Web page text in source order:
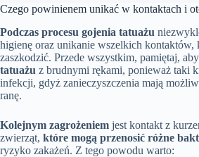
Czego powinienem unikać w kontaktach i
Podczas procesu gojenia tatuażu
higienę oraz unikanie wszelkich kontaktów,
zaszkodzić. Przede wszystkim, pamiętaj, aby
tatuażu z brudnymi rękami, ponieważ taki
infekcji, gdyż zanieczyszczenia mają
ranę.
Kolejnym zagrożeniem jest kontakt z
zwierząt, które mogą przenosić różne
ryzyko zakażeń. Z tego powodu warto: